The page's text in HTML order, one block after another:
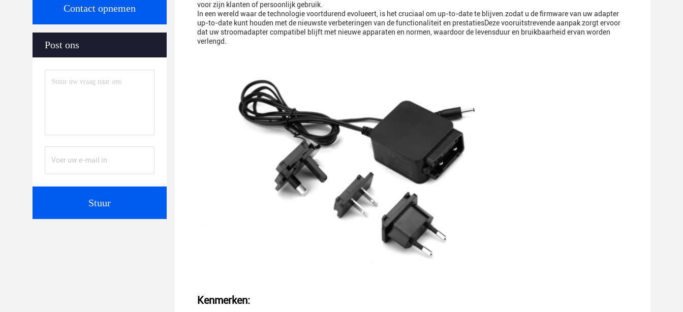
Contact opnemen
Post ons
Stuur
voor zijn klanten of persoonlijk gebruik.
In een wereld waar de technologie voortdurend evolueert, is het cruciaal om up-to-date te blijven.zodat u de firmware van uw adapter
up-to-date kunt houden met de nieuwste verbeteringen van de functionaliteit en prestatiesDeze vooruitstrevende aanpak zorgt ervoor
dat uw stroomadapter compatibel blijft met nieuwe apparaten en normen, waardoor de levensduur en bruikbaarheid ervan worden
verlengd.
Kenmerken: